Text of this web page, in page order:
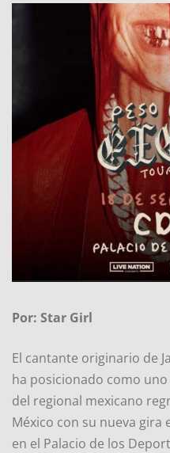
Por: Star Girl
El cantante originario de
ha posicionado como
del regional mexicano
México con su nueva
en el Palacio de los